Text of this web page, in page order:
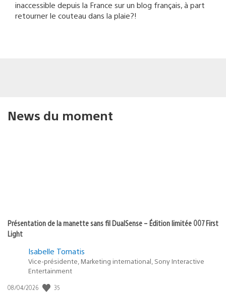
inaccessible depuis la France sur un blog français, à part
retourner le couteau dans la plaie?!
News du moment
Présentation de la manette sans fil DualSense – Édition limitée 007 First
Light
Isabelle Tomatis
Vice-présidente, Marketing international, Sony Interactive
Entertainment
Date
08/04/2026 35